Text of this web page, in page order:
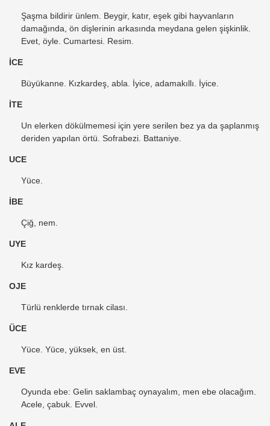
Şaşma bildirir ünlem. Beygir, katır, eşek gibi hayvanların
damağında, ön dişlerinin arkasında meydana gelen şişkinlik.
Evet, öyle. Cumartesi. Resim.
İCE
Büyükanne. Kızkardeş, abla. İyice, adamakıllı. İyice.
İTE
Un elerken dökülmemesi için yere serilen bez ya da şaplanmış
deriden yapılan örtü. Sofrabezi. Battaniye.
UCE
Yüce.
İBE
Çiğ, nem.
UYE
Kız kardeş.
OJE
Türlü renklerde tırnak cilası.
ÜCE
Yüce. Yüce, yüksek, en üst.
EVE
Oyunda ebe: Gelin saklambaç oynayalım, men ebe olacağım.
Acele, çabuk. Evvel.